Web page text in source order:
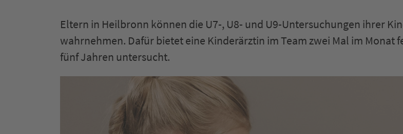
Eltern in Heilbronn können die U7-, U8- und U9-Untersuchungen ihrer
wahrnehmen. Dafür bietet eine Kinderärztin im Team zwei Mal im Monat
fünf Jahren untersucht.